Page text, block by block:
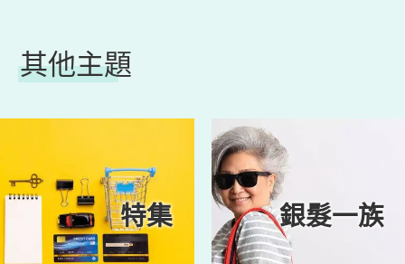
其他主題
特集 銀髮一族